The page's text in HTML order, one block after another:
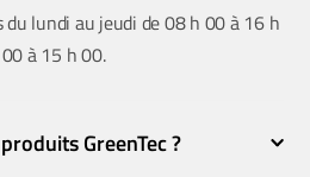
du lundi au jeudi de 08 h 00 à 16 h
à 15 h 00.
GreenTec ?